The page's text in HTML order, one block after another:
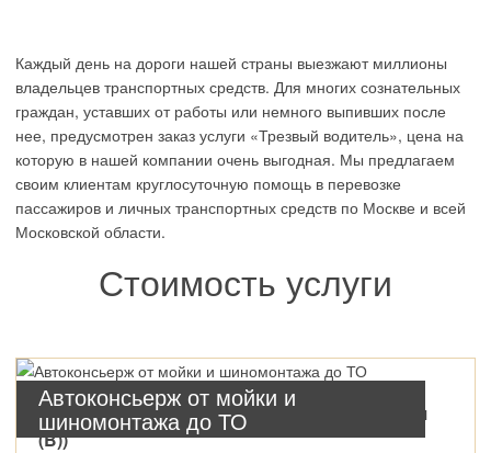
Каждый день на дороги нашей страны выезжают миллионы
владельцев транспортных средств. Для многих сознательных
граждан, уставших от работы или немного выпивших после
нее, предусмотрен заказ услуги «Трезвый водитель», цена на
которую в нашей компании очень выгодная. Мы предлагаем
своим клиентам круглосуточную помощь в перевозке
пассажиров и личных транспортных средств по Москве и всей
Московской области.
Стоимость услуги
Автоконсьерж от мойки и
шиномонтажа до ТО
Москва, в границах МКАД (только категория
(B))